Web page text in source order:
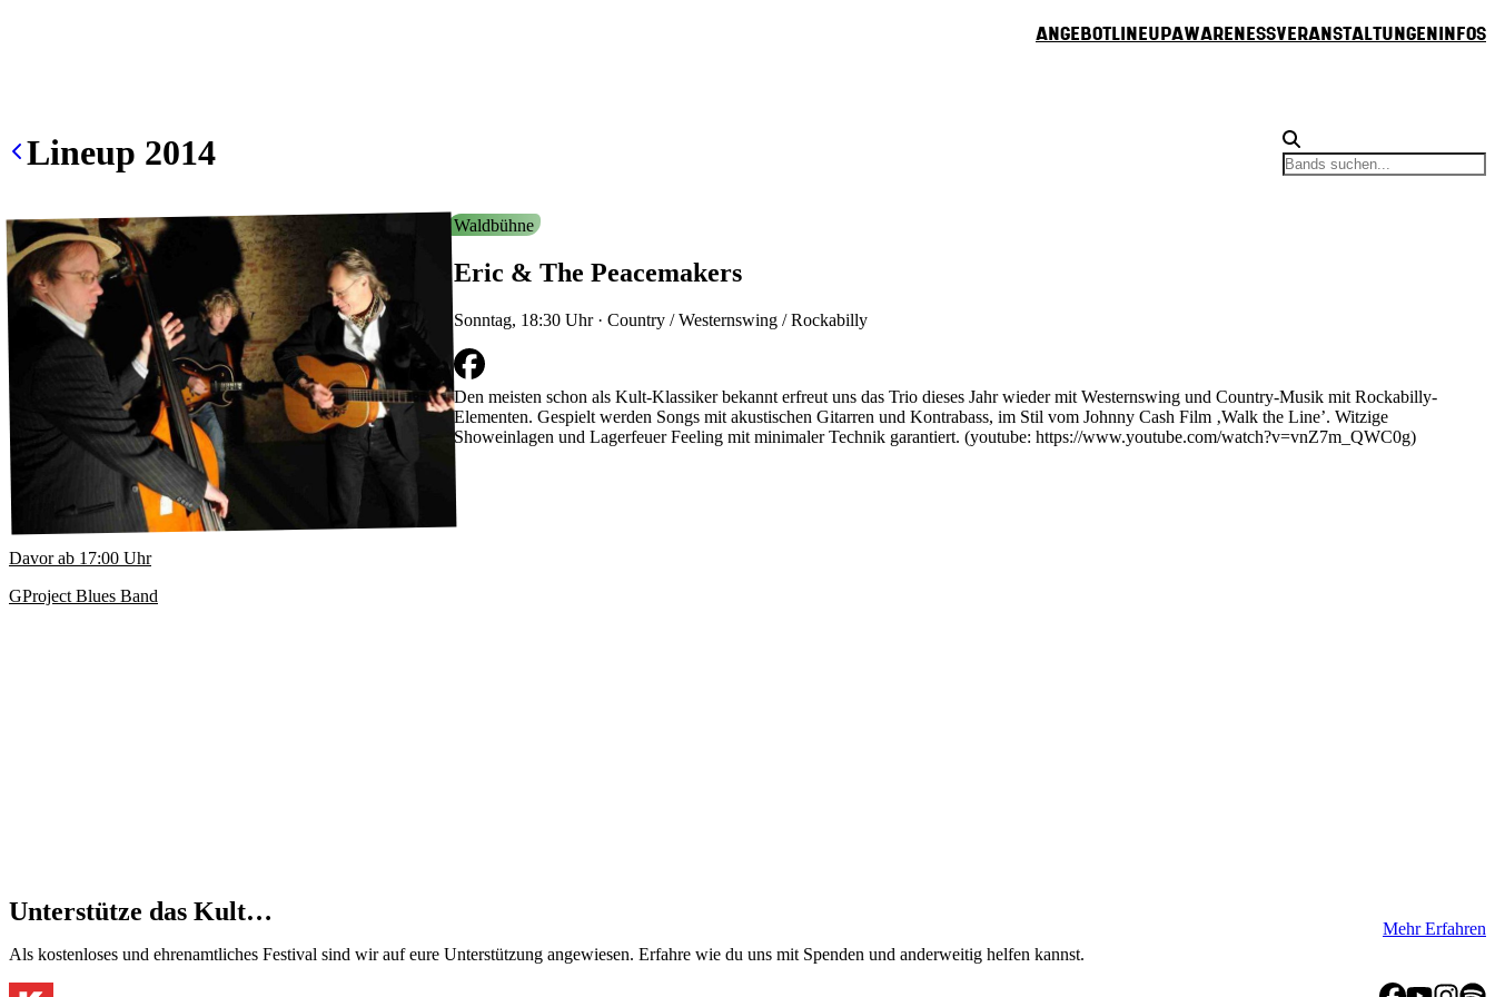
Angebot LineupAwarenessVeranstaltungen Infos
Lineup 2014
Waldbühne
Eric & The Peacemakers
Sonntag, 18:30 Uhr· Country / Westernswing / Rockabilly
Den meisten schon als Kult-Klassiker bekannt erfreut uns das Trio dieses Jahr wieder mit Westernswing und Country-Musik mit Rockabilly-
Elementen. Gespielt werden Songs mit akustischen Gitarren und Kontrabass, im Stil vom Johnny Cash Film ‚Walk the Line’. Witzige
Showeinlagen und Lagerfeuer Feeling mit minimaler Technik garantiert. (youtube: https://www.youtube.com/watch?v=vnZ7m_QWC0g)
Davor ab 17:00 Uhr
GProject Blues Band
Unterstütze das Kult…
Als kostenloses und ehrenamtliches Festival sind wir auf eure Unterstützung angewiesen. Erfahre wie du uns mit Spenden und anderweitig helfen kannst.
Mehr Erfahren